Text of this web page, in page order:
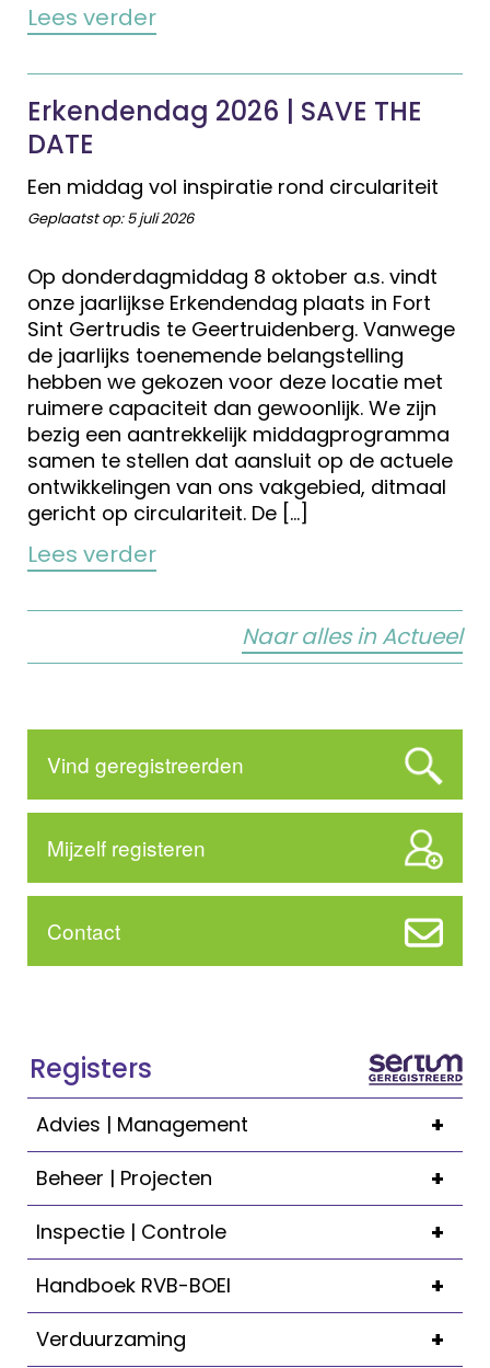
Lees verder
Erkendendag 2026 | SAVE THE
DATE
Een middag vol inspiratie rond circulariteit
Geplaatst op:5 juli 2026
Op donderdagmiddag 8 oktober a.s. vindt
onze jaarlijkse Erkendendag plaats in Fort
Sint Gertrudis te Geertruidenberg. Vanwege
de jaarlijks toenemende belangstelling
hebben we gekozen voor deze locatie met
ruimere capaciteit dan gewoonlijk. We zijn
bezig een aantrekkelijk middagprogramma
samen te stellen dat aansluit op de actuele
ontwikkelingen van ons vakgebied, ditmaal
gericht op circulariteit. De […]
Lees verder
Naar alles in Actueel
Vind geregistreerden
Mijzelf registeren
Contact
Registers
+
Advies | Management
+
Beheer | Projecten
+
Inspectie | Controle
+
Handboek RVB-BOEI
+
Verduurzaming